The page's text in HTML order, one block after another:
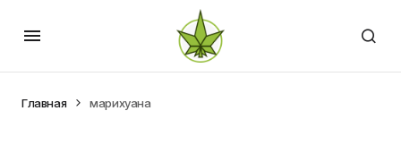
Главная марихуана